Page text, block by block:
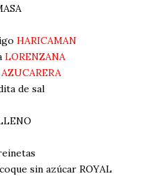
HARICAMAN
LORENZANA
AZUCARERA
de sal
sin azúcar ROYAL